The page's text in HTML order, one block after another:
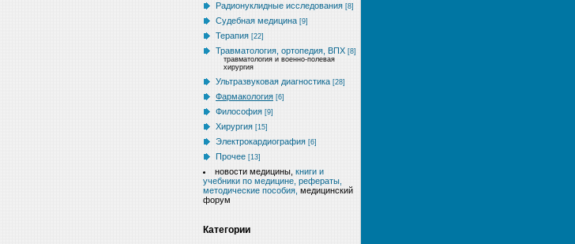
Радионуклидные исследования [8]
Судебная медицина [9]
Терапия [22]
Травматология, ортопедия, ВПХ [8]
травматология и военно-полевая
хирургия
Ультразвуковая диагностика [28]
Фармакология [6]
Философия [9]
Хирургия [15]
Электрокардиография [6]
Прочее [13]
новости медицины, книги и
учебники по медицине, рефераты,
методические пособия, медицинский
форум
Категории